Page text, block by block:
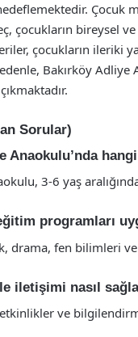
Çocuk
çocukların bireysel
çocukların ileriki
Bakırköy
Sorular)
Anaokulu’nda
3-6 yaş
programları
drama, fen bilimleri
iletişimi nasıl
ve